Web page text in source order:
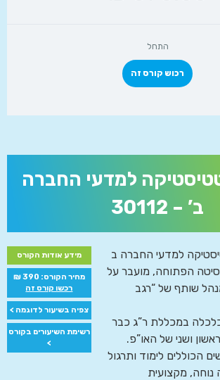
התחל
רכוש קורס זה
למדעי החברה
ב’ – 30112
מידע אודות הקורס
מחיר הקורס: 390 ₪
רכשו קורס זה
צפיה בשיעור לדוגמה >
רשימת השיעורים בקורס
>
למדעי החברה ב
הפתוחה, מועבר על
שותף של “רגב
במכללת ר”ג כבר
4 מפגשים הכוללים לימוד ותרגול
מקצועית